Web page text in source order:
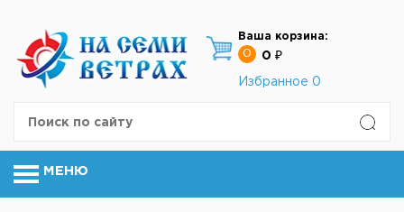
Ваша корзина:
0
0 ₽
Избранное 0
МЕНЮ